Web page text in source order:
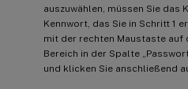
auszuwählen, müssen Sie das
Kennwort, das Sie in Schritt 1
mit der rechten Maustaste auf
Bereich in der Spalte
und klicken Sie anschließend